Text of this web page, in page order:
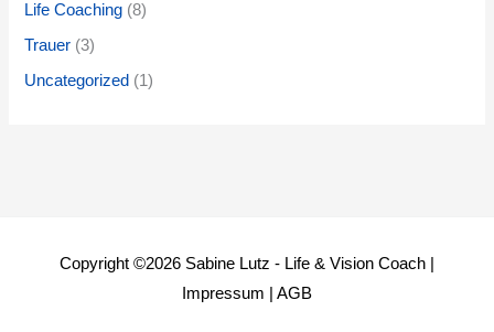
Life Coaching (8)
Trauer (3)
Uncategorized (1)
Copyright ©2026 Sabine Lutz - Life & Vision Coach
Impressum
AGB